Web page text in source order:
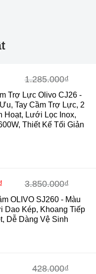
Trợ Lực Olivo CJ26 -
Tay Cầm Trợ Lực, 2
Hoạt, Lưới Lọc Inox,
Thiết Kế Tối Giản
1.285.000₫
OLIVO SJ260 - Màu
Dao Kép, Khoang Tiếp
Dễ Dàng Vệ Sinh
3.850.000₫
428.000₫